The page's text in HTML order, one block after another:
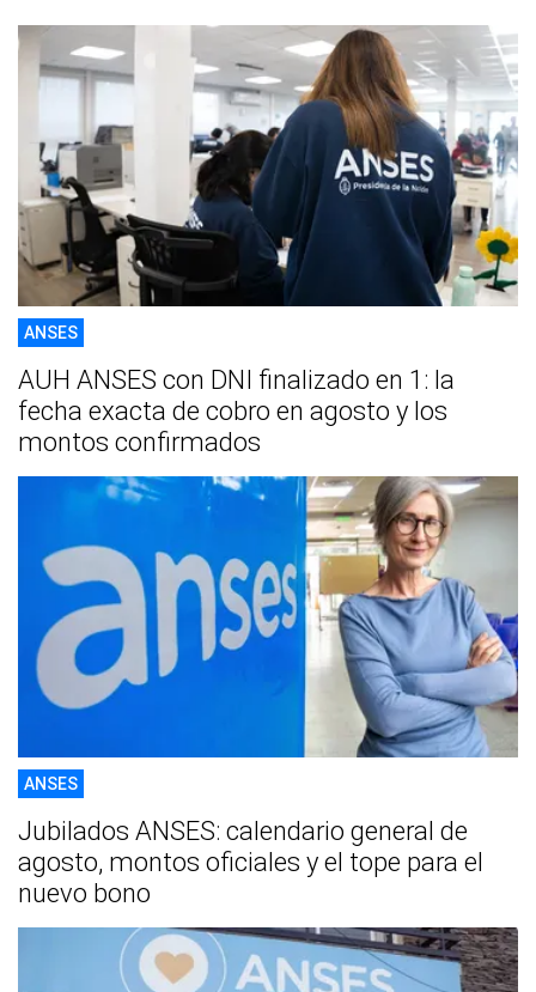
ANSES
AUH ANSES con DNI finalizado en 1: la
fecha exacta de cobro en agosto y los
montos confirmados
ANSES
Jubilados ANSES: calendario general de
agosto, montos oficiales y el tope para el
nuevo bono